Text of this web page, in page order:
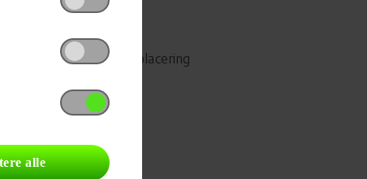
Campingvognens placering
alle